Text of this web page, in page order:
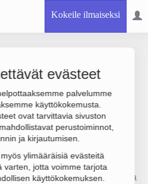
Kokeile ilmaiseksi
evästeet
palvelumme
käyttökokemusta.
ovat tarvittavia sivuston
perustoiminnot,
ja kirjautumisen.
ylimääräisiä evästeitä
varten, jotta voimme tarjota
käyttökokemuksen.
Teollisuustie
7-9 liikevaihto on 168
0. Sen päätoimiala